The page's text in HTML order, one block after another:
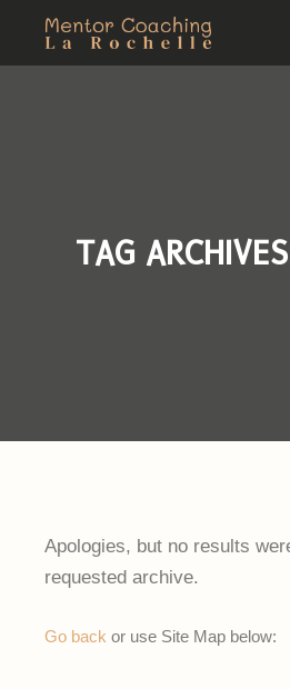
TAG
Apologies, but no results
requested archive.
Go back or use Site Map below: